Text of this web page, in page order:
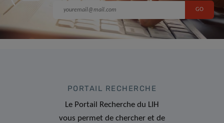
PORTAIL RECHERCHE
Le Portail Recherche du LIH
vous permet de chercher et de